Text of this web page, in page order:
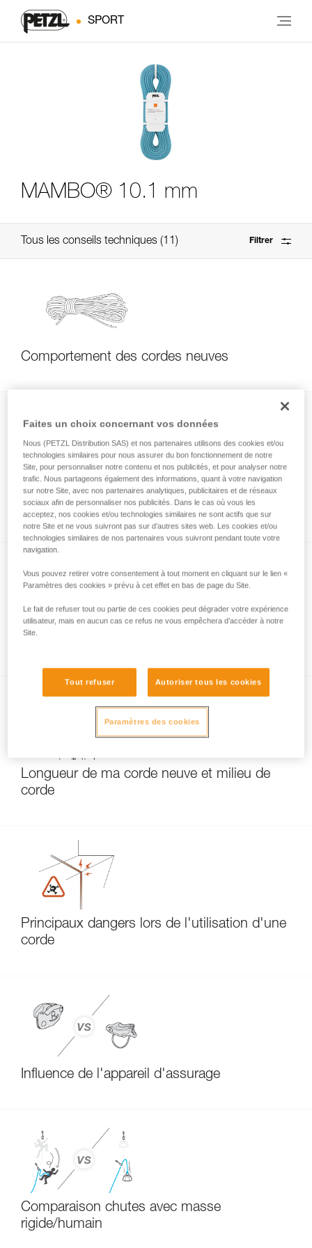
SPORT
MAMBO® 10.1 mm
Tous les conseils techniques 11 Filtrer
Comportement des cordes neuves
Évolution de la longueur de ma corde après
usage
Longueur de ma corde neuve et milieu de
corde
Principaux dangers lors de l'utilisation d'une
corde
Influence de l'appareil d'assurage
Comparaison chutes avec masse
rigide/humain
Faites un choix concernant vos données
Nous (PETZL Distribution SAS) et nos partenaires utilisons des cookies et/ou
technologies similaires pour nous assurer du bon fonctionnement de notre
Site, pour personnaliser notre contenu et nos publicités, et pour analyser notre
trafic. Nous partageons également des informations, quant à votre navigation
sur notre Site, avec nos partenaires analytiques, publicitaires et de réseaux
sociaux afin de personnaliser nos publicités. Dans le cas où vous les
acceptez, nos cookies et/ou technologies similaires ne sont actifs que sur
notre Site et ne vous suivront pas sur d’autres sites web. Les cookies et/ou
technologies similaires de nos partenaires vous suivront pendant toute votre
navigation.
Vous pouvez retirer votre consentement à tout moment en cliquant sur le lien «
Paramètres des cookies » prévu à cet effet en bas de page du Site.
Le fait de refuser tout ou partie de ces cookies peut dégrader votre expérience
utilisateur, mais en aucun cas ce refus ne vous empêchera d’accéder à notre
Site.
Tout refuser Autoriser tous les cookies
Paramètres des cookies